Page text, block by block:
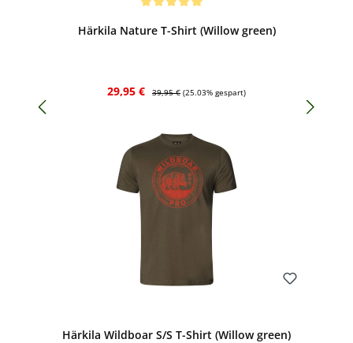
Härkila Nature T-Shirt (Willow green)
Verkaufspreis:
29,95 € Regulärer Preis:
39,95 € (25.03% gespart)
Härkila Wildboar S/S T-Shirt (Willow green)